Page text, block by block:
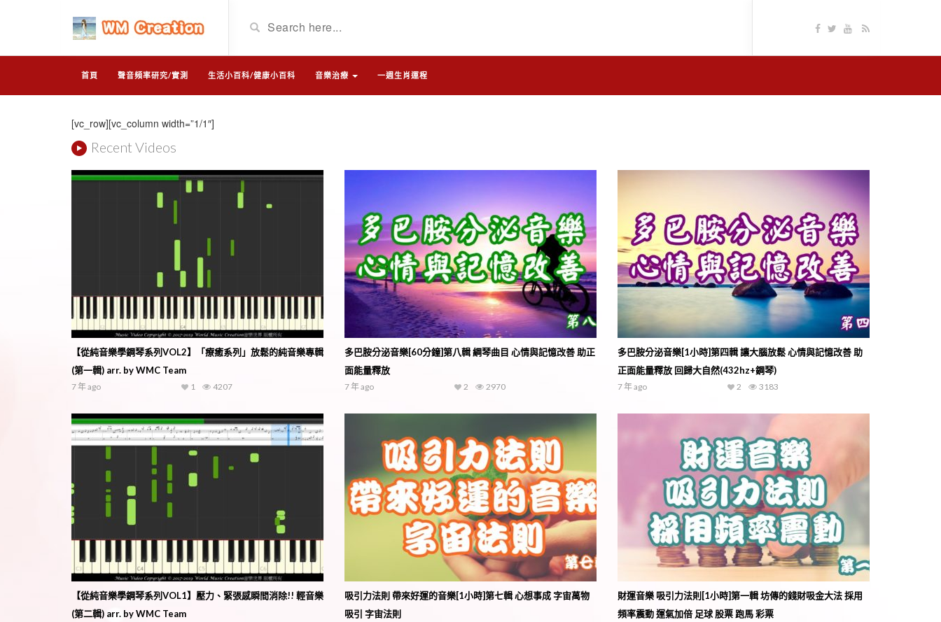
首頁 聲音頻率研究/實測 生活小百科/健康小百科 音樂治療 一週生肖運程
[vc_row][vc_column width=”1/1″]
Recent Videos
【從純音樂學鋼琴系列VOL2】「療癒系列」放鬆的純音樂專輯
(第一輯) arr. by WMC Team
7 年 ago 4207
1
多巴胺分泌音樂[60分鐘]第八輯 綱琴曲目 心情與記憶改善 助正
面能量釋放
7 年 ago 2970
2
多巴胺分泌音樂[1小時]第四輯 讓大腦放鬆 心情與記憶改善 助
正面能量釋放 回歸大自然(432hz+鋼琴)
7 年 ago 3183
2
【從純音樂學鋼琴系列VOL1】壓力、緊張感瞬間消除!! 輕音樂
(第二輯) arr. by WMC Team
吸引力法則 帶來好運的音樂[1小時]第七輯 心想事成 字宙萬物
吸引 字宙法則
財運音樂 吸引力法則[1小時]第一輯 坊傳的錢財吸金大法 採用
頻率震動 運氣加倍 足球 股票 跑馬 彩票